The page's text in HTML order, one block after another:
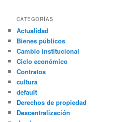
CATEGORÍAS
Actualidad
Bienes públicos
Cambio institucional
Ciclo económico
Contratos
cultura
default
Derechos de propiedad
Descentralización